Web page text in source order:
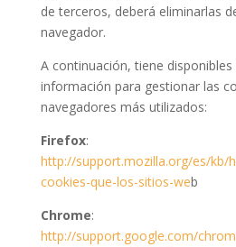
de terceros, deberá eliminarlas
navegador.
A continuación, tiene
información para gestionar las
navegadores más utilizados:
Firefox:
http://support.mozilla.org/es/kb/
cookies-que-los-sitios-web
Chrome:
http://support.google.com/